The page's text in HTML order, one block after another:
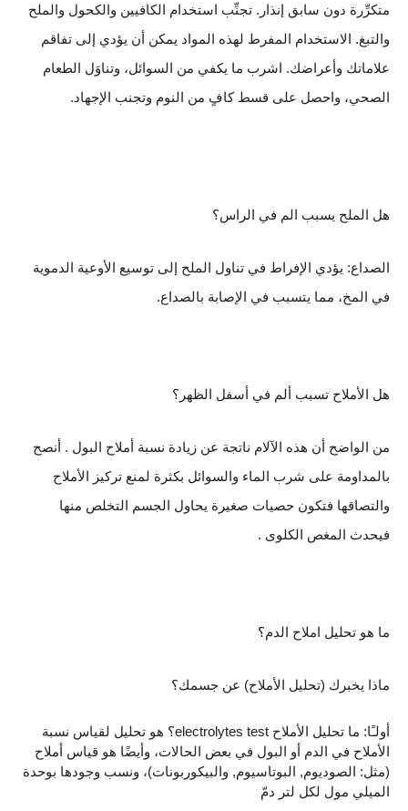
متكرِّرة دون سابق إنذار. تجنِّب استخدام الكافيين والكحول والملح
والتبغ. الاستخدام المفرط لهذه المواد يمكن أن يؤدي إلى تفاقم
علاماتك وأعراضك. اشرب ما يكفي من السوائل، وتناوَل الطعام
الصحي، واحصل على قسط كافٍ من النوم وتجنب الإجهاد.
هل الملح يسبب الم في الراس؟
الصداع: يؤدي الإفراط في تناول الملح إلى توسيع الأوعية الدموية
في المخ، مما يتسبب في الإصابة بالصداع.
هل الأملاح تسبب ألم في أسفل الظهر؟
من الواضح أن هذه الآلام ناتجة عن زيادة نسبة أملاح البول . أنصح
بالمداومة على شرب الماء والسوائل بكثرة لمنع تركيز الأملاح
والتصاقها فتكون حصيات صغيرة يحاول الجسم التخلص منها
فيحدث المغص الكلوى .
ما هو تحليل املاح الدم؟
ماذا يخبرك (تحليل الأملاح) عن جسمك؟
أولـًا: ما تحليل الأملاح electrolytes test؟ هو تحليل لقياس نسبة
الأملاح في الدم أو البول في بعض الحالات، وأيضًا هو قياس أملاح
(مثل: الصوديوم, البوتاسيوم, والبيكوربونات)، ونسب وجودها بوحدة
الميلي مول لكل لتر دمّ